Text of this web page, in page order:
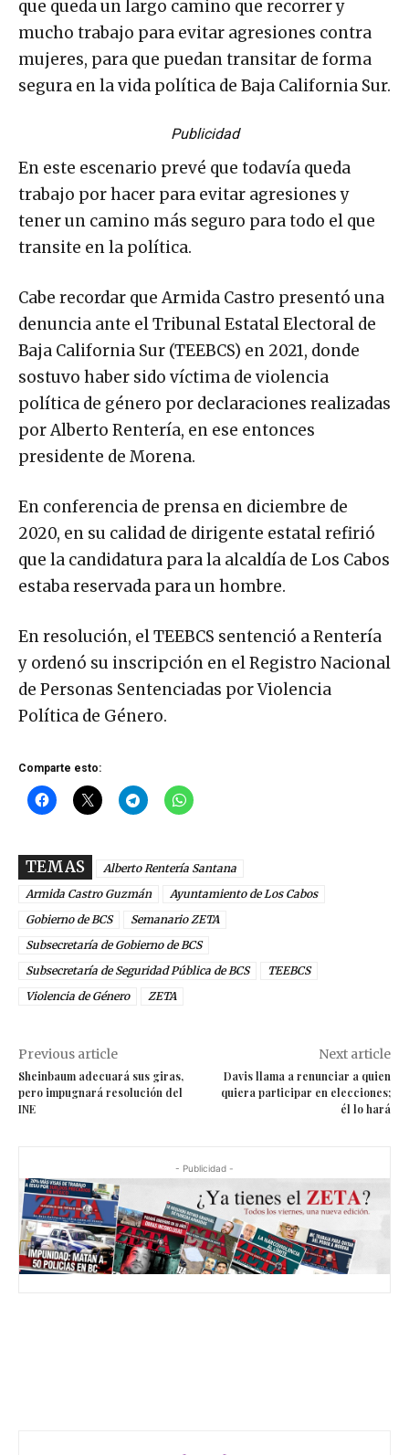
que queda un largo camino que recorrer y
mucho trabajo para evitar agresiones contra
mujeres, para que puedan transitar de forma
segura en la vida política de Baja California Sur.
Publicidad
En este escenario prevé que todavía queda
trabajo por hacer para evitar agresiones y
tener un camino más seguro para todo el que
transite en la política.
Cabe recordar que Armida Castro presentó una
denuncia ante el Tribunal Estatal Electoral de
Baja California Sur (TEEBCS) en 2021, donde
sostuvo haber sido víctima de violencia
política de género por declaraciones realizadas
por Alberto Rentería, en ese entonces
presidente de Morena.
En conferencia de prensa en diciembre de
2020, en su calidad de dirigente estatal refirió
que la candidatura para la alcaldía de Los Cabos
estaba reservada para un hombre.
En resolución, el TEEBCS sentenció a Rentería
y ordenó su inscripción en el Registro Nacional
de Personas Sentenciadas por Violencia
Política de Género.
Comparte esto:
TEMAS
Alberto Rentería Santana
Armida Castro Guzmán
Ayuntamiento de Los Cabos
Gobierno de BCS
Semanario ZETA
Subsecretaría de Gobierno de BCS
Subsecretaría de Seguridad Pública de BCS
TEEBCS
Violencia de Género
ZETA
Previous article
Sheinbaum adecuará sus giras,
pero impugnará resolución del
INE
Next article
Davis llama a renunciar a quien
quiera participar en elecciones;
él lo hará
- Publicidad -